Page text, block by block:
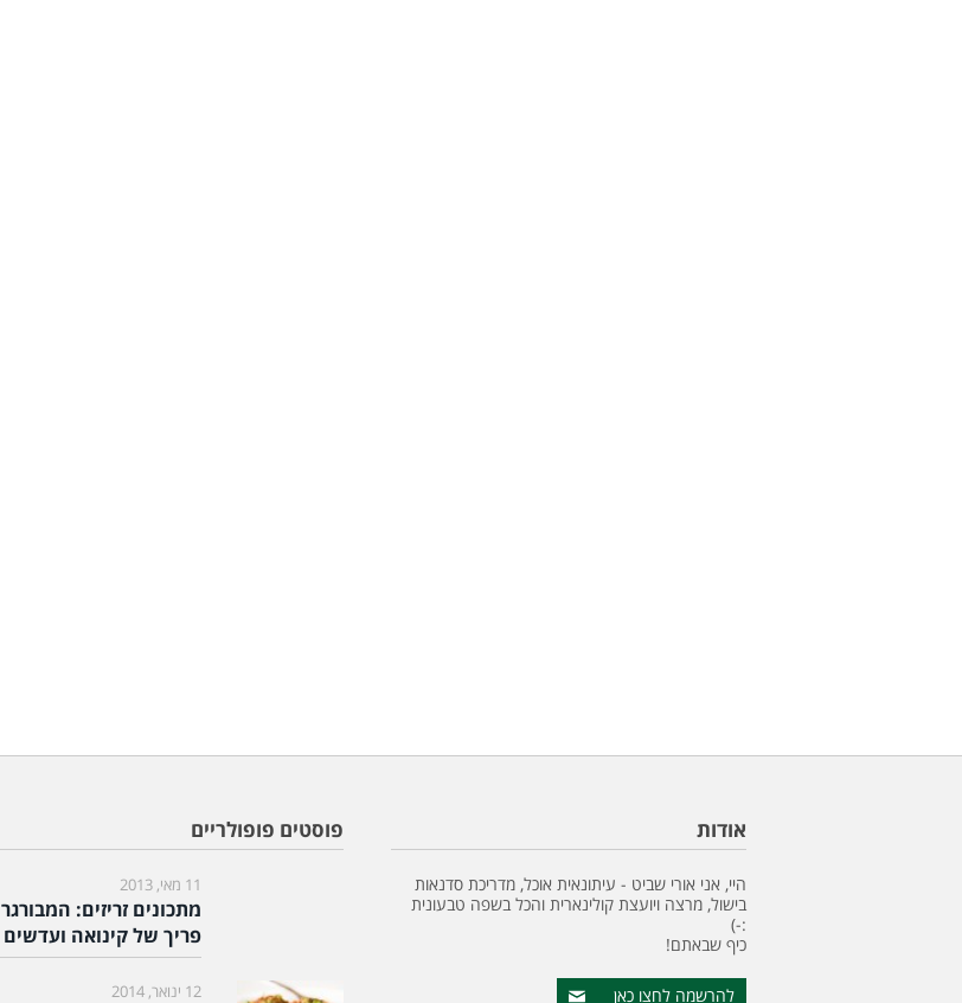
אודות
היי, אני אורי שביט - עיתונאית אוכל, מדריכת סדנאות
בישול, מרצה ויועצת קולינארית והכל בשפה טבעונית
:-)
כיף שבאתם!
להרשמה לחצו כאן
פוסטים פופולריים
11 מאי, 2013
מתכונים זריזים: המבורגר
פריך של קינואה ועדשים
12 ינואר, 2014